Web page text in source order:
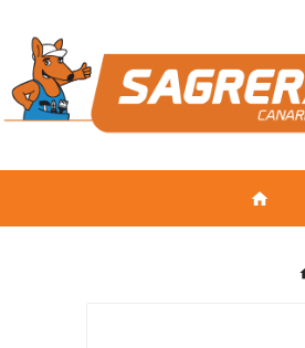
home